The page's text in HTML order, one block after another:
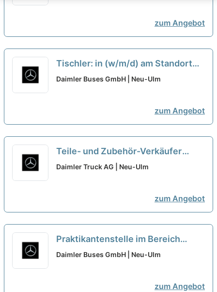
zum Angebot
Tischler: in (w/m/d) am Standort
Neu-Ulm neu
Daimler Buses GmbH | Neu-Ulm
zum Angebot
Teile- und Zubehör-Verkäufer
(m/w/d) bei der Daimler Truck AG,
Daimler Truck AG | Neu-Ulm
zum Angebot
Praktikantenstelle im Bereich
Supply Chain Management - Team
Daimler Buses GmbH | Neu-Ulm
zum Angebot